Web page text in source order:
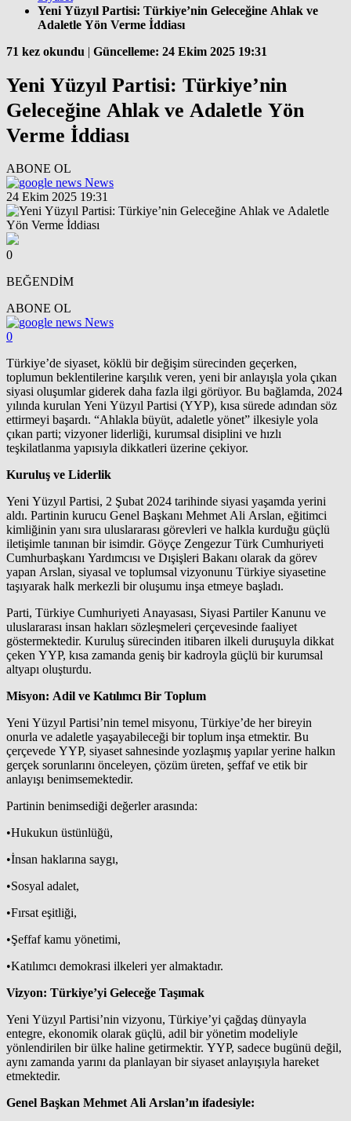
Yeni Yüzyıl Partisi: Türkiye’nin Geleceğine Ahlak ve
Adaletle Yön Verme İddiası
71 kez okundu | Güncelleme: 24 Ekim 2025 19:31
Yeni Yüzyıl Partisi: Türkiye’nin
Geleceğine Ahlak ve Adaletle Yön
Verme İddiası
ABONE OL
News
24 Ekim 2025 19:31
0
BEĞENDİM
ABONE OL
News
0
Türkiye’de siyaset, köklü bir değişim sürecinden geçerken,
toplumun beklentilerine karşılık veren, yeni bir anlayışla yola çıkan
siyasi oluşumlar giderek daha fazla ilgi görüyor. Bu bağlamda, 2024
yılında kurulan Yeni Yüzyıl Partisi (YYP), kısa sürede adından söz
ettirmeyi başardı. “Ahlakla büyüt, adaletle yönet” ilkesiyle yola
çıkan parti; vizyoner liderliği, kurumsal disiplini ve hızlı
teşkilatlanma yapısıyla dikkatleri üzerine çekiyor.
Kuruluş ve Liderlik
Yeni Yüzyıl Partisi, 2 Şubat 2024 tarihinde siyasi yaşamda yerini
aldı. Partinin kurucu Genel Başkanı Mehmet Ali Arslan, eğitimci
kimliğinin yanı sıra uluslararası görevleri ve halkla kurduğu güçlü
iletişimle tanınan bir isimdir. Göyçe Zengezur Türk Cumhuriyeti
Cumhurbaşkanı Yardımcısı ve Dışişleri Bakanı olarak da görev
yapan Arslan, siyasal ve toplumsal vizyonunu Türkiye siyasetine
taşıyarak halk merkezli bir oluşumu inşa etmeye başladı.
Parti, Türkiye Cumhuriyeti Anayasası, Siyasi Partiler Kanunu ve
uluslararası insan hakları sözleşmeleri çerçevesinde faaliyet
göstermektedir. Kuruluş sürecinden itibaren ilkeli duruşuyla dikkat
çeken YYP, kısa zamanda geniş bir kadroyla güçlü bir kurumsal
altyapı oluşturdu.
Misyon: Adil ve Katılımcı Bir Toplum
Yeni Yüzyıl Partisi’nin temel misyonu, Türkiye’de her bireyin
onurla ve adaletle yaşayabileceği bir toplum inşa etmektir. Bu
çerçevede YYP, siyaset sahnesinde yozlaşmış yapılar yerine halkın
gerçek sorunlarını önceleyen, çözüm üreten, şeffaf ve etik bir
anlayışı benimsemektedir.
Partinin benimsediği değerler arasında:
•Hukukun üstünlüğü,
•İnsan haklarına saygı,
•Sosyal adalet,
•Fırsat eşitliği,
•Şeffaf kamu yönetimi,
•Katılımcı demokrasi ilkeleri yer almaktadır.
Vizyon: Türkiye’yi Geleceğe Taşımak
Yeni Yüzyıl Partisi’nin vizyonu, Türkiye’yi çağdaş dünyayla
entegre, ekonomik olarak güçlü, adil bir yönetim modeliyle
yönlendirilen bir ülke haline getirmektir. YYP, sadece bugünü değil,
aynı zamanda yarını da planlayan bir siyaset anlayışıyla hareket
etmektedir.
Genel Başkan Mehmet Ali Arslan’ın ifadesiyle: